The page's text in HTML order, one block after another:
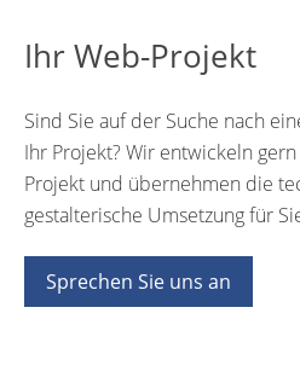
Ihr Web-Projekt
Sind Sie auf der Suche nach
Ihr Projekt? Wir entwickeln
Projekt und übernehmen die
gestalterische Umsetzung für
Sprechen Sie uns an